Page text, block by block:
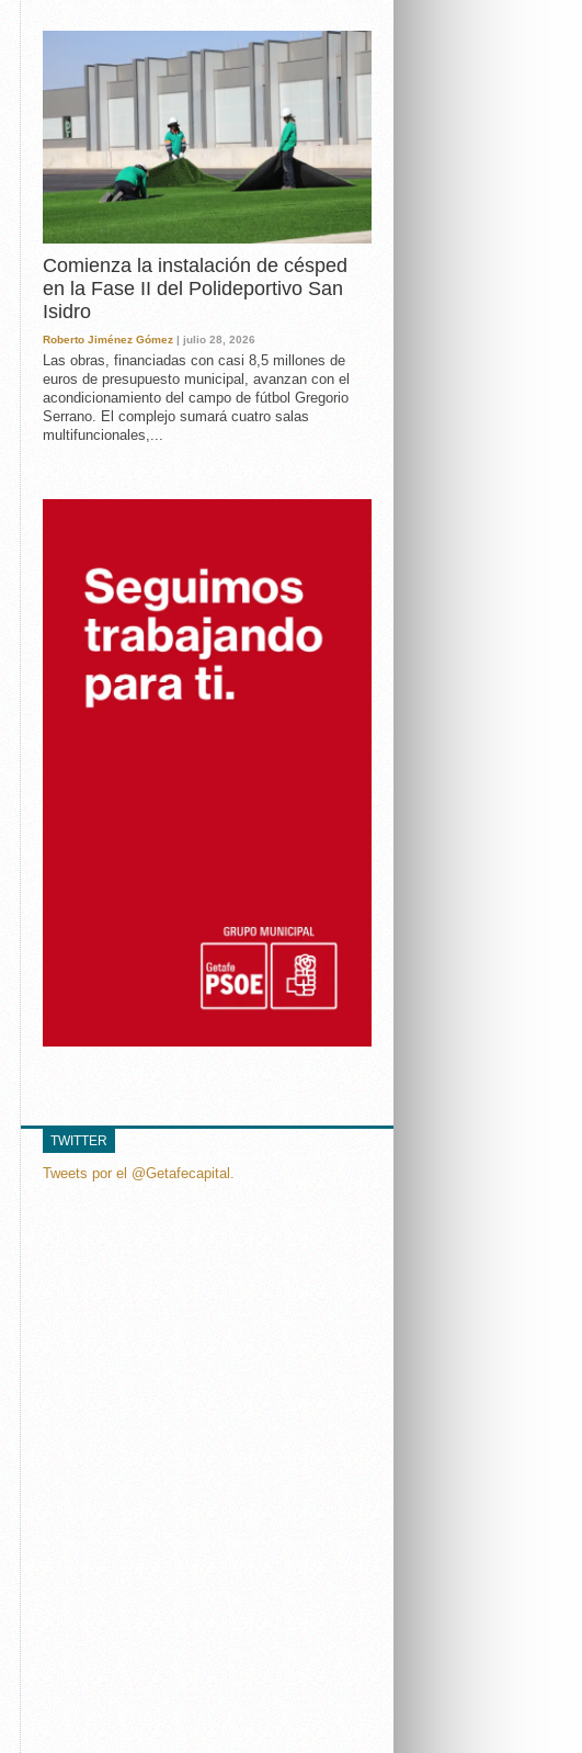
Comienza la instalación de césped
en la Fase II del Polideportivo San
Isidro
Roberto Jiménez Gómez | julio 28, 2026
Las obras, financiadas con casi 8,5 millones de
euros de presupuesto municipal, avanzan con el
acondicionamiento del campo de fútbol Gregorio
Serrano. El complejo sumará cuatro salas
multifuncionales,...
TWITTER
Tweets por el @Getafecapital.